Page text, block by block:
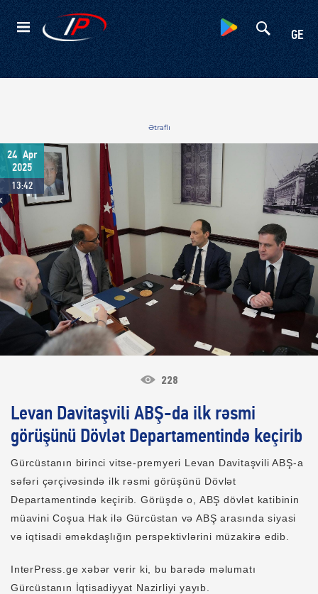
GE
Kateqoriyalar
Ətraflı
24 Apr
2025
13:42
228
Levan Davitaşvili ABŞ-da ilk rəsmi
görüşünü Dövlət Departamentində keçirib
Gürcüstanın birinci vitse-premyeri Levan Davitaşvili ABŞ-a
səfəri çərçivəsində ilk rəsmi görüşünü Dövlət
Departamentində keçirib. Görüşdə o, ABŞ dövlət katibinin
müavini Coşua Hak ilə Gürcüstan və ABŞ arasında siyasi
və iqtisadi əməkdaşlığın perspektivlərini müzakirə edib.
InterPress.ge xəbər verir ki, bu barədə məlumatı
Gürcüstanın İqtisadiyyat Nazirliyi yayıb.